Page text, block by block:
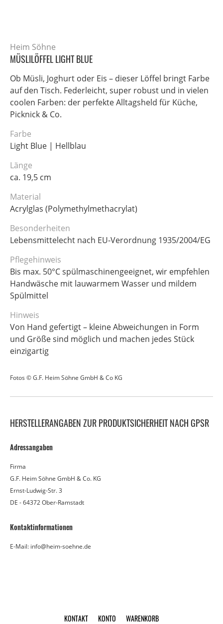
Heim Söhne
MÜSLILÖFFEL LIGHT BLUE
Ob Müsli, Joghurt oder Eis – dieser Löffel bringt Farbe
auf den Tisch. Federleicht, super robust und in vielen
coolen Farben: der perfekte Alltagsheld für Küche,
Picknick & Co.
Farbe
Light Blue | Hellblau
Länge
ca. 19,5 cm
Material
Acrylglas (Polymethylmethacrylat)
Besonderheiten
Lebensmittelecht nach EU-Verordnung 1935/2004/EG
Pflegehinweis
Bis max. 50°C spülmaschinengeeignet, wir empfehlen
Handwäsche mit lauwarmem Wasser und mildem
Spülmittel
Hinweis
Von Hand gefertigt – kleine Abweichungen in Form
und Größe sind möglich und machen jedes Stück
einzigartig
Fotos © G.F. Heim Söhne GmbH & Co KG
HERSTELLERANGABEN ZUR PRODUKTSICHERHEIT NACH GPSR
Adressangaben
Firma
G.F. Heim Söhne GmbH & Co. KG
Ernst-Ludwig-Str. 3
DE - 64372 Ober-Ramstadt
Kontaktinformationen
E-Mail: info@heim-soehne.de
KONTAKT KONTO WARENKORB